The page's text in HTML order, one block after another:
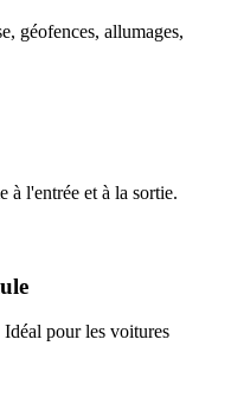
géofences, allumages,
à l'entrée et à la sortie.
pour les voitures